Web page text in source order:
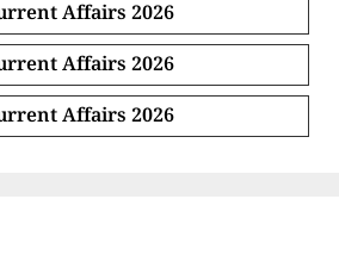
Affairs 2026
Affairs 2026
Affairs 2026